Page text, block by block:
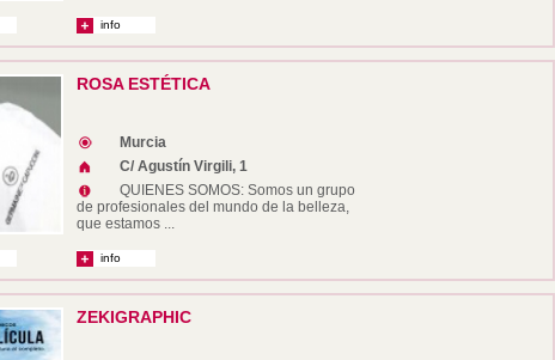
info
ROSA ESTÉTICA
Murcia
C/ Agustín Virgili, 1
QUIENES SOMOS: Somos un grupo
de profesionales del mundo de la belleza,
que estamos ...
info
ZEKIGRAPHIC